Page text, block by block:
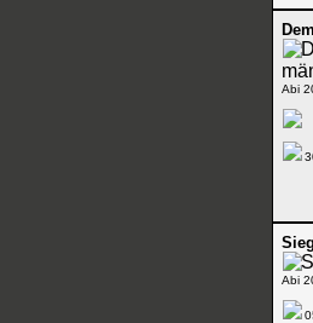
Abi
Abi